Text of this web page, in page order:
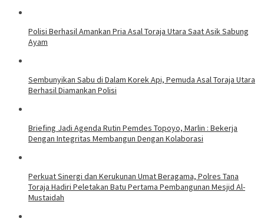
Polisi Berhasil Amankan Pria Asal Toraja Utara Saat Asik Sabung
Ayam
Sembunyikan Sabu di Dalam Korek Api, Pemuda Asal Toraja Utara
Berhasil Diamankan Polisi
Briefing Jadi Agenda Rutin Pemdes Topoyo, Marlin : Bekerja
Dengan Integritas Membangun Dengan Kolaborasi
Perkuat Sinergi dan Kerukunan Umat Beragama, Polres Tana
Toraja Hadiri Peletakan Batu Pertama Pembangunan Mesjid Al-
Mustaidah